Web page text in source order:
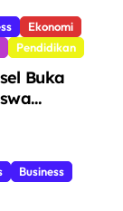
Ekonomi
Pendidikan
Buka
Business